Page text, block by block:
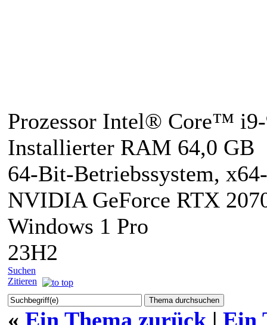
Prozessor Intel® Core™
Installierter RAM 64,0 GB
64-Bit-Betriebssystem,
NVIDIA GeForce RTX
Windows 1 Pro
23H2
Suchen
Zitieren
« Ein Thema zurück | Ein